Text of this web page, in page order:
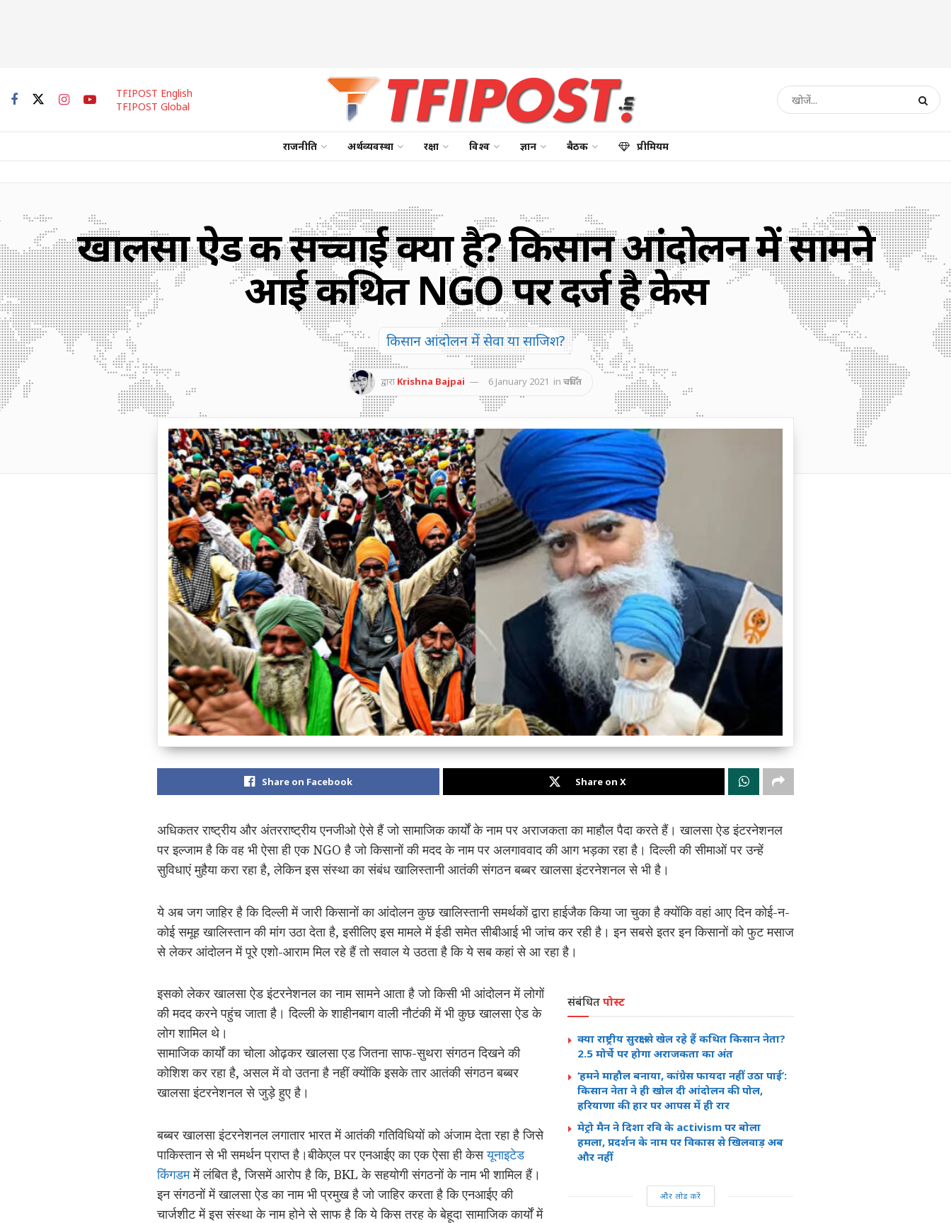
TFIPOST English
TFIPOST Global
राजनीति अर्थव्यवस्था रक्षा विश्व ज्ञान बैठक प्रीमियम
खालसा ऐड की सच्चाई क्या है? किसान आंदोलन में सामने
आई कथित NGO पर दर्ज है केस
किसान आंदोलन में सेवा या साजिश?
द्वारा Krishna Bajpai 6 January 2021 in चर्चित
Share on Facebook Share on X
अधिकतर राष्ट्रीय और अंतरराष्ट्रीय एनजीओ ऐसे हैं जो सामाजिक कार्यों के नाम पर अराजकता का माहौल पैदा करते हैं। खालसा ऐड इंटरनेशनल
पर इल्जाम है कि वह भी ऐसा ही एक NGO है जो किसानों की मदद के नाम पर अलगाववाद की आग भड़का रहा है। दिल्ली की सीमाओं पर उन्हें
सुविधाएं मुहैया करा रहा है, लेकिन इस संस्था का संबंध खालिस्तानी आतंकी संगठन बब्बर खालसा इंटरनेशनल से भी है।
ये अब जग जाहिर है कि दिल्ली में जारी किसानों का आंदोलन कुछ खालिस्तानी समर्थकों द्वारा हाईजैक किया जा चुका है क्योंकि वहां आए दिन कोई-न-
कोई समूह खालिस्तान की मांग उठा देता है, इसीलिए इस मामले में ईडी समेत सीबीआई भी जांच कर रही है। इन सबसे इतर इन किसानों को फुट मसाज
से लेकर आंदोलन में पूरे एशो-आराम मिल रहे हैं तो सवाल ये उठता है कि ये सब कहां से आ रहा है।
संबंधितपोस्ट
क्या राष्ट्रीय सुरक्षा से खेल रहे हैं कथित किसान नेता?
2.5 मोर्चे पर होगा अराजकता का अंत
‘हमने माहौल बनाया, कांग्रेस फायदा नहीं उठा पाई’:
किसान नेता ने ही खोल दी आंदोलन की पोल,
हरियाणा की हार पर आपस में ही रार
मेट्रो मैन ने दिशा रवि के activism पर बोला
हमला, प्रदर्शन के नाम पर विकास से खिलवाड़ अब
और नहीं
और लोड करें
इसको लेकर खालसा ऐड इंटरनेशनल का नाम सामने आता है जो किसी भी आंदोलन में लोगों
की मदद करने पहुंच जाता है। दिल्ली के शाहीनबाग वाली नौटंकी में भी कुछ खालसा ऐड के
लोग शामिल थे।
सामाजिक कार्यों का चोला ओढ़कर खालसा एड जितना साफ-सुथरा संगठन दिखने की
कोशिश कर रहा है, असल में वो उतना है नहीं क्योंकि इसके तार आतंकी संगठन बब्बर
खालसा इंटरनेशनल से जुड़े हुए है।
बब्बर खालसा इंटरनेशनल लगातार भारत में आतंकी गतिविधियों को अंजाम देता रहा है जिसे
पाकिस्तान से भी समर्थन प्राप्त है।बीकेएल पर एनआईए का एक ऐसा ही केसयूनाइटेड
किंगडममें लंबित है, जिसमें आरोप है कि, BKL के सहयोगी संगठनों के नाम भी शामिल हैं।
इन संगठनों में खालसा ऐड का नाम भी प्रमुख है जो जाहिर करता है कि एनआईए की
चार्जशीट में इस संस्था के नाम होने से साफ है कि ये किस तरह के बेहूदा सामाजिक कार्यों में